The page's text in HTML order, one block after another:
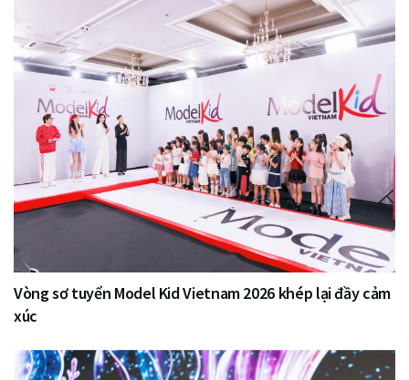
Vòng sơ tuyển Model Kid Vietnam 2026 khép lại đầy cảm
xúc